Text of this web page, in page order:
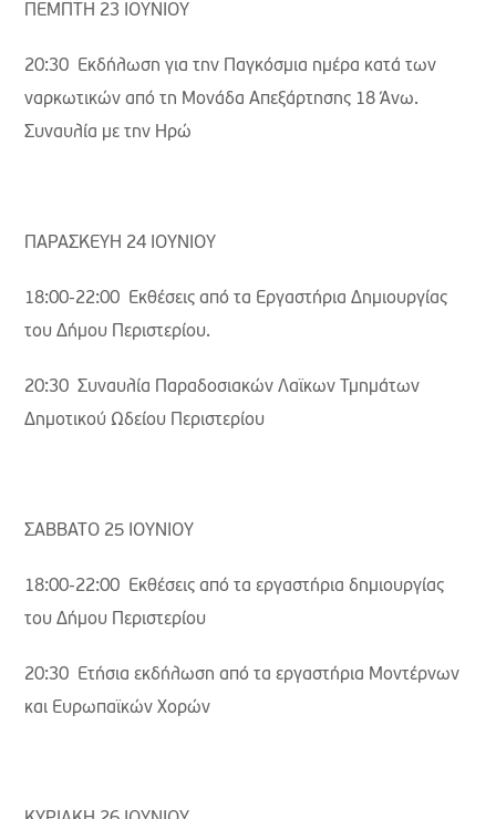
ΠΕΜΠΤΗ 23 ΙΟΥΝΙΟΥ
20:30 Εκδήλωση για την Παγκόσμια ημέρα κατά των
ναρκωτικών από τη Μονάδα Απεξάρτησης 18 Άνω.
Συναυλία με την Ηρώ
ΠΑΡΑΣΚΕΥΗ 24 ΙΟΥΝΙΟΥ
18:00-22:00 Εκθέσεις από τα Εργαστήρια Δημιουργίας
του Δήμου Περιστερίου.
20:30 Συναυλία Παραδοσιακών Λαϊκων Τμημάτων
Δημοτικού Ωδείου Περιστερίου
ΣΑΒΒΑΤΟ 25 ΙΟΥΝΙΟΥ
18:00-22:00 Εκθέσεις από τα εργαστήρια δημιουργίας
του Δήμου Περιστερίου
20:30 Ετήσια εκδήλωση από τα εργαστήρια Μοντέρνων
και Ευρωπαϊκών Χορών